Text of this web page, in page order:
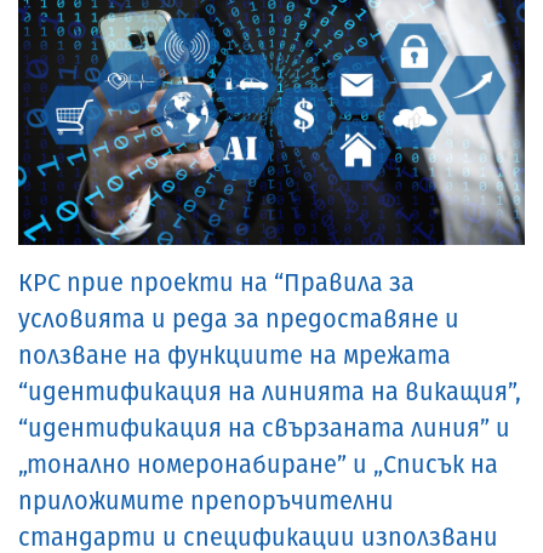
КРС прие проекти на “Правила за
условията и реда за предоставяне и
ползване на функциите на мрежата
“идентификация на линията на викащия”,
“идентификация на свързаната линия” и
„тонално номеронабиране” и „Списък на
приложимите препоръчителни
стандарти и спецификации използвани